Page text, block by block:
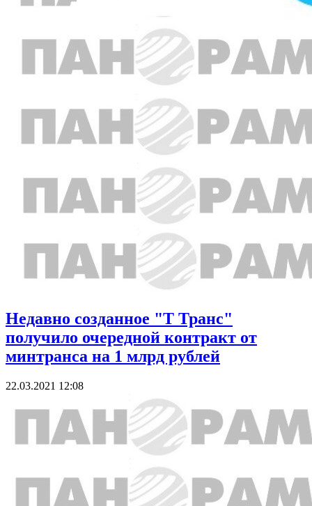
Недавно созданное "Т Транс"
получило очередной контракт от
минтранса на 1 млрд рублей
22.03.2021 12:08